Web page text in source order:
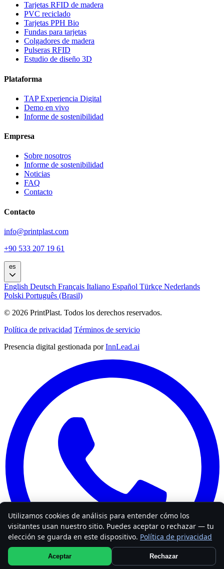
Tarjetas RFID de madera
PVC reciclado
Tarjetas PPH Bio
Fundas para tarjetas
Colgadores de madera
Pulseras RFID
Estudio de diseño 3D
Plataforma
TAP Experiencia Digital
Demo en vivo
Informe de sostenibilidad
Empresa
Sobre nosotros
Informe de sostenibilidad
Noticias
FAQ
Contacto
Contacto
info@printplast.com
+90 533 207 19 61
es
English Deutsch Français Italiano Español Türkçe Nederlands
Polski Português (Brasil)
© 2026 PrintPlast. Todos los derechos reservados.
Política de privacidad Términos de servicio
Presencia digital gestionada porInnLead.ai
Utilizamos cookies de análisis para entender cómo los
visitantes usan nuestro sitio. Puedes aceptar o rechazar — tu
elección se guarda en este dispositivo. Política de privacidad
Aceptar Rechazar